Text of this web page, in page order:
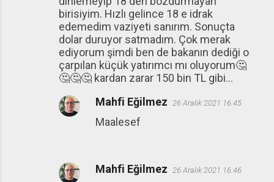
birisiyim. Hızlı gelince 18 e idrak
edemedim vaziyeti sanırım. Sonuçta
dolar duruyor satmadım. Çok merak
ediyorum şimdi ben de bakanın dediği o
çarpılan küçük yatırımcı mı oluyorum🤔
🤔🤔🤔 kardan zarar 150 bin TL gibi...
Mahfi Eğilmez 26 Aralık 2021 16:45
Maalesef
Mahfi Eğilmez 26 Aralık 2021 16:46